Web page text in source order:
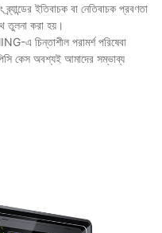
ইতিবাচক বা নেতিবাচক প্রবণতা
তুলনা করা হয়।
এ চিন্তাশীল পরামর্শ পরিষেবা
কেস অবশ্যই আমাদের সম্ভাব্য